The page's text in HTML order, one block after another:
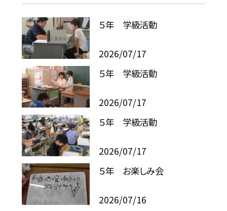
５年 学級活動
2026/07/17
５年 学級活動
2026/07/17
５年 学級活動
2026/07/17
５年 お楽しみ会
2026/07/16